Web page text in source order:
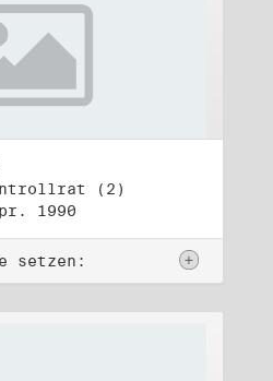
(2)
1990
setzen: